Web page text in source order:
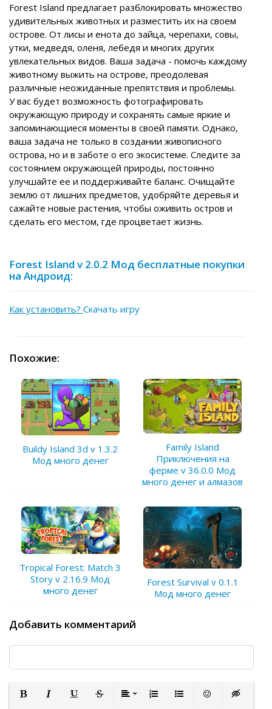
Forest Island предлагает разблокировать множество
удивительных животных и разместить их на своем
острове. От лисы и енота до зайца, черепахи, совы,
утки, медведя, оленя, лебедя и многих других
увлекательных видов. Ваша задача - помочь каждому
животному выжить на острове, преодолевая
различные неожиданные препятствия и проблемы.
У вас будет возможность фотографировать
окружающую природу и сохранять самые яркие и
запоминающиеся моменты в своей памяти. Однако,
ваша задача не только в создании живописного
острова, но и в заботе о его экосистеме. Следите за
состоянием окружающей природы, постоянно
улучшайте ее и поддерживайте баланс. Очищайте
землю от лишних предметов, удобряйте деревья и
сажайте новые растения, чтобы оживить остров и
сделать его местом, где процветает жизнь.
Forest Island v 2.0.2 Мод бесплатные покупки
на Андроид:
Как установить? Скачать игру
Похожие:
Buildy Island 3d v 1.3.2
Мод много денег
Family Island
Приключения на
ферме v 36.0.0 Мод
много денег и алмазов
Tropical Forest: Match 3
Story v 2.16.9 Мод
много денег
Forest Survival v 0.1.1
Мод много денег
Добавить комментарий